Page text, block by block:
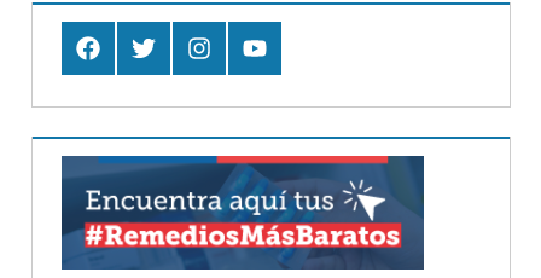
FacebookTwitter InstagramYoutube